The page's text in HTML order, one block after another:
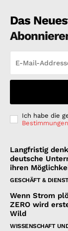
Das
Ich habe die
Bestimmungen
Langfristig
deutsche
ihren
GESCHÄFT &
Wenn Strom
ZERO wird
Wild
WISSENSCHAFT